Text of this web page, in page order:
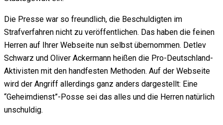
Die Presse war so freundlich, die Beschuldigten im
Strafverfahren nicht zu veröffentlichen. Das haben die feinen
Herren auf Ihrer Webseite nun selbst übernommen. Detlev
Schwarz und Oliver Ackermann heißen die Pro-Deutschland-
Aktivisten mit den handfesten Methoden. Auf der Webseite
wird der Angriff allerdings ganz anders dargestellt: Eine
“Geheimdienst”-Posse sei das alles und die Herren natürlich
unschuldig.